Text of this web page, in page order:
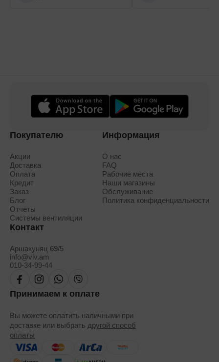
Покупателю
Акции
Доставка
Оплата
Кредит
Заказ
Блог
Отчеты
Системы вентиляции
Информация
О нас
FAQ
Рабочие места
Наши магазины
Обслуживание
Политика конфиденциальности
Контакт
Аршакуняц 69/5
info@vlv.am
010-34-99-44
Принимаем к оплате
Вы можете оплатить наличными при
доставке или выбрать другой способ
оплаты